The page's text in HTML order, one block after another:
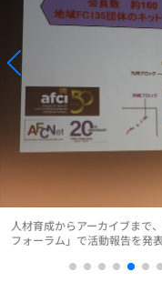
人材育成からアーカイブまで
フォーラム」で活動報告を発